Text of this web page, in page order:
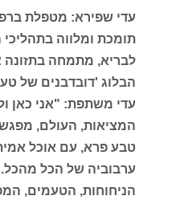
עדי שפירא: מטפלת
תומכת ומלווה
לבריא, מתמחה בתזונה
הבלוג 'דובדבנים של
עדי משתפת: "אני כאן
המציאות, העולם,
טבע פרא, עם אוכל
ערבוביה של הכל
הניחוחות, הטעמים,